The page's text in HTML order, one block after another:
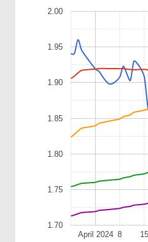
April 2024 8 15
1.70
1.75
1.80
1.85
1.90
1.95
2.00